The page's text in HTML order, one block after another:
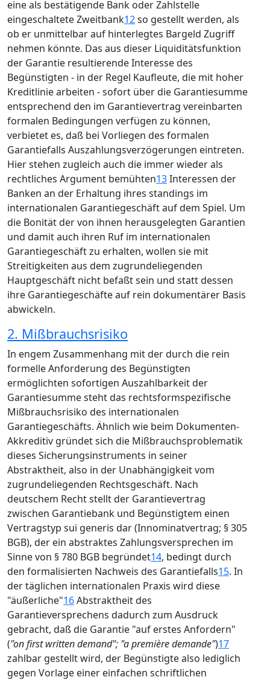
eine als bestätigende Bank oder Zahlstelle
eingeschaltete Zweitbank12so gestellt werden, als
ob er unmittelbar auf hinterlegtes Bargeld Zugriff
nehmen könnte. Das aus dieser Liquiditätsfunktion
der Garantie resultierende Interesse des
Begünstigten - in der Regel Kaufleute, die mit hoher
Kreditlinie arbeiten - sofort über die Garantiesumme
entsprechend den im Garantievertrag vereinbarten
formalen Bedingungen verfügen zu können,
verbietet es, daß bei Vorliegen des formalen
Garantiefalls Auszahlungsverzögerungen eintreten.
Hier stehen zugleich auch die immer wieder als
rechtliches Argument bemühten13Interessen der
Banken an der Erhaltung ihres standings im
internationalen Garantiegeschäft auf dem Spiel. Um
die Bonität der von ihnen herausgelegten Garantien
und damit auch ihren Ruf im internationalen
Garantiegeschäft zu erhalten, wollen sie mit
Streitigkeiten aus dem zugrundeliegenden
Hauptgeschäft nicht befaßt sein und statt dessen
ihre Garantiegeschäfte auf rein dokumentärer Basis
abwickeln.
2. Mißbrauchsrisiko
In engem Zusammenhang mit der durch die rein
formelle Anforderung des Begünstigten
ermöglichten sofortigen Auszahlbarkeit der
Garantiesumme steht das rechtsformspezifische
Mißbrauchsrisiko des internationalen
Garantiegeschäfts. Ähnlich wie beim Dokumenten-
Akkreditiv gründet sich die Mißbrauchsproblematik
dieses Sicherungsinstruments in seiner
Abstraktheit, also in der Unabhängigkeit vom
zugrundeliegenden Rechtsgeschäft. Nach
deutschem Recht stellt der Garantievertrag
zwischen Garantiebank und Begünstigtem einen
Vertragstyp sui generis dar (Innominatvertrag; § 305
BGB), der ein abstraktes Zahlungsversprechen im
Sinne von § 780 BGB begründet14, bedingt durch
den formalisierten Nachweis des Garantiefalls15. In
der täglichen internationalen Praxis wird diese
"äußerliche"16Abstraktheit des
Garantieversprechens dadurch zum Ausdruck
gebracht, daß die Garantie "auf erstes Anfordern"
("on first written demand"; "a première demande")17
zahlbar gestellt wird, der Begünstigte also lediglich
gegen Vorlage einer einfachen schriftlichen